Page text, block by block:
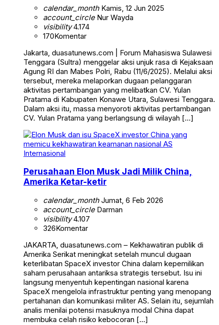
calendar_monthKamis, 12 Jun 2025
account_circleNur Wayda
visibility4.174
170Komentar
Jakarta, duasatunews.com | Forum Mahasiswa Sulawesi
Tenggara (Sultra) menggelar aksi unjuk rasa di Kejaksaan
Agung RI dan Mabes Polri, Rabu (11/6/2025). Melalui aksi
tersebut, mereka melaporkan dugaan pelanggaran
aktivitas pertambangan yang melibatkan CV. Yulan
Pratama di Kabupaten Konawe Utara, Sulawesi Tenggara.
Dalam aksi itu, massa menyoroti aktivitas pertambangan
CV. Yulan Pratama yang berlangsung di wilayah […]
Internasional
Perusahaan Elon Musk Jadi Milik China,
Amerika Ketar-ketir
calendar_monthJumat, 6 Feb 2026
account_circleDarman
visibility4.107
326Komentar
JAKARTA, duasatunews.com – Kekhawatiran publik di
Amerika Serikat meningkat setelah muncul dugaan
keterlibatan SpaceX investor China dalam kepemilikan
saham perusahaan antariksa strategis tersebut. Isu ini
langsung menyentuh kepentingan nasional karena
SpaceX mengelola infrastruktur penting yang menopang
pertahanan dan komunikasi militer AS. Selain itu, sejumlah
analis menilai potensi masuknya modal China dapat
membuka celah risiko kebocoran […]